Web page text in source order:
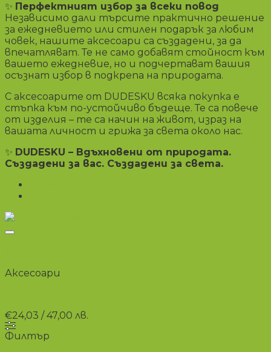
✨ Перфектният избор за всеки повод
Независимо дали търсите практично решение
за ежедневието или стилен подарък за любим
човек, нашите аксесоари са създадени, за да
впечатляват. Те не само добавят стойност към
вашето ежедневие, но и подчертават вашия
осъзнат избор в подкрепа на природата.
С аксесоарите от DUDESKU всяка покупка е
стъпка към по-устойчиво бъдеще. Те са повече
от изделия – те са начин на живот, израз на
вашата личност и грижа за света около нас.
✨ DUDESKU – Вдъхновени от природата.
Създадени за вас. Създадени за света.
Аксесоари
€24,03 / 47,00 лв.
Филтър